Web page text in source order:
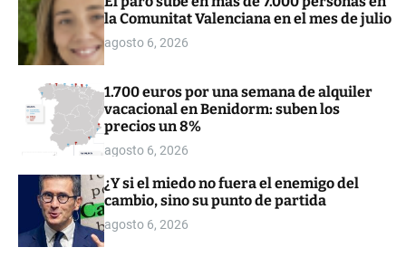
o
r
la Comunitat Valenciana en el mes de julio
agosto 6, 2026
1.700 euros por una semana de alquiler
vacacional en Benidorm: suben los
precios un 8%
agosto 6, 2026
¿Y si el miedo no fuera el enemigo del
cambio, sino su punto de partida
agosto 6, 2026